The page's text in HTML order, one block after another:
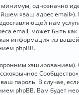
минимум, однозначно
«ваш адрес
нам
email, может быть
информация из
phpBB.
хэшированием).
пароль. В случае,
phpBB. Вам будет